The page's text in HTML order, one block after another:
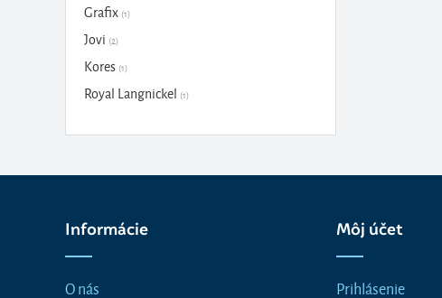
Grafix (1)
Jovi (2)
Kores (1)
Royal Langnickel (1)
Informácie
O nás
Môj účet
Prihlásenie